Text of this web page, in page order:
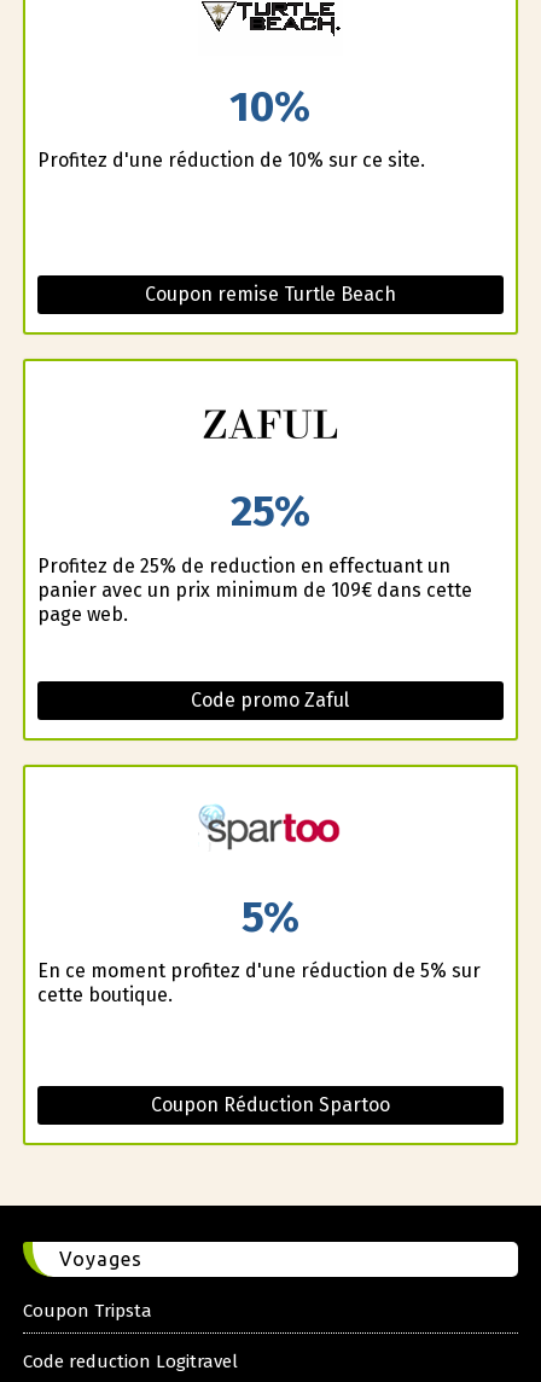
10%
Profitez d'une réduction de 10% sur ce site.
Coupon remise Turtle Beach
25%
Profitez de 25% de reduction en effectuant un
panier avec un prix minimum de 109€ dans cette
page web.
Code promo Zaful
5%
En ce moment profitez d'une réduction de 5% sur
cette boutique.
Coupon Réduction Spartoo
Voyages
Coupon Tripsta
Code reduction Logitravel